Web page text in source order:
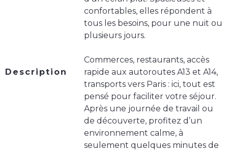
Description
confortables, elles répondent à
tous les besoins, pour une nuit ou
plusieurs jours.
Commerces, restaurants, accès
rapide aux autoroutes A13 et A14,
transports vers Paris : ici, tout est
pensé pour faciliter votre séjour.
Après une journée de travail ou
de découverte, profitez d’un
environnement calme, à
seulement quelques minutes de